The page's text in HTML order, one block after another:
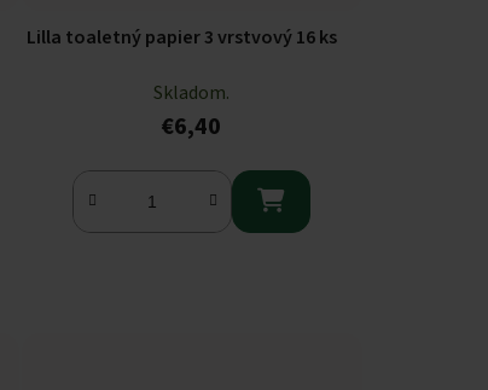
Lilla toaletný papier 3 vrstvový 16 ks
Skladom.
€6,40
